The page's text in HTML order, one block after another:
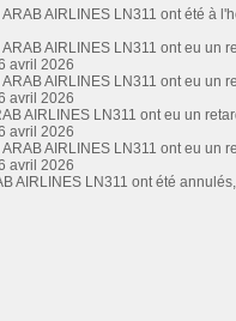
AIRLINES LN311 ont été à
AIRLINES LN311 ont eu un
avril 2026
AIRLINES LN311 ont eu un
avril 2026
AIRLINES LN311 ont eu un
avril 2026
AIRLINES LN311 ont eu un
avril 2026
AIRLINES LN311 ont été